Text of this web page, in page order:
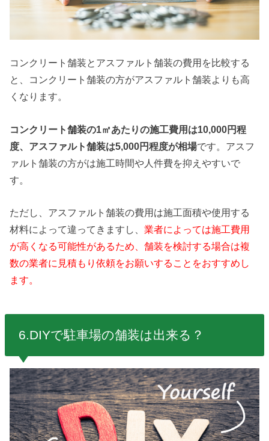
コンクリート舗装とアスファルト舗装の費用を比較する
と、コンクリート舗装の方がアスファルト舗装よりも高
くなります。
コンクリート舗装の1㎡あたりの施工費用は10,000円程
度、アスファルト舗装は5,000円程度が相場です。アスフ
ァルト舗装の方がは施工時間や人件費を抑えやすいで
す。
ただし、アスファルト舗装の費用は施工面積や使用する
材料によって違ってきますし、業者によっては施工費用
が高くなる可能性があるため、舗装を検討する場合は複
数の業者に見積もり依頼をお願いすることをおすすめし
ます。
6.DIYで駐車場の舗装は出来る？